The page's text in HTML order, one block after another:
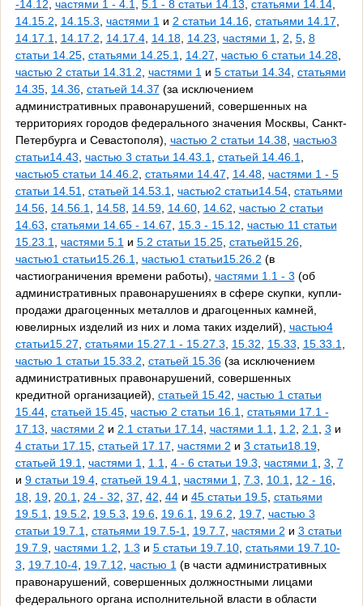
-14.12 частями 1 - 4.1 5.1 - 8 статьи 14.13 статьями 14.14,
14.15.2
14.15.3 частями 1 и 2 статьи 14.16, статьями 14.17
14.17.1
14.17.2 14.17.4, 14.18, 14.23 частями 1 2 5, 8
статьи 14.25, статьями 14.25.1 14.27 частью 6 статьи 14.28,
частью 2 статьи 14.31.2 частями 1 и 5 статьи 14.34, статьями
14.35, 14.36, статьей 14.37 (за исключением
административных правонарушений, совершенных на
территориях городов федерального значения Москвы, Санкт-
Петербурга и Севастополя), частью 2 статьи 14.38, частью3
статьи14.43 частью 3 статьи 14.43.1 статьей 14.46.1
частью5 статьи 14.46.2 статьями 14.47 14.48, частями 1 - 5
статьи 14.51
статьей 14.53.1 частью2 статьи14.54, статьями
14.56, 14.56.1 14.58, 14.59, 14.60, 14.62 частью 2 статьи
14.63 статьями 14.65 - 14.67 15.3 - 15.12 частью 11 статьи
15.23.1
частями 5.1 и 5.2 статьи 15.25, статьей15.26,
частью1 статьи15.26.1
частью1 статьи15.26.2 (в
частиограничения времени работы), частями 1.1 - 3 (об
административных правонарушениях в сфере скупки, купли-
продажи драгоценных металлов и драгоценных камней,
ювелирных изделий из них и лома таких изделий), частью4
статьи15.27 статьями 15.27.1 - 15.27.3 15.32 15.33 15.33.1
частью 1 статьи 15.33.2 статьей 15.36(за исключением
административных правонарушений, совершенных
кредитной организацией), статьей 15.42 частью 1 статьи
15.44, статьей 15.45, частью 2 статьи 16.1
статьями 17.1 -
17.13 частями 2 и 2.1 статьи 17.14, частями 1.1 1.2 2.1 3 и
4 статьи 17.15, статьей 17.17 частями 2 и 3 статьи18.19,
статьей 19.1
частями 1 1.1 4 - 6 статьи 19.3 частями 1 3 7
и 9 статьи 19.4, статьей 19.4.1 частями 1 7.3 10.1 12 - 16,
18, 19, 20.1 24 - 32 37 42 44и 45 статьи 19.5, статьями
19.5.1
19.5.2 19.5.3 19.6, 19.6.1 19.6.2 19.7 частью 3
статьи 19.7.1
статьями 19.7.5-1 19.7.7 частями 2 и 3 статьи
19.7.9, частями 1.2 1.3 и 5 статьи 19.7.10, статьями 19.7.10-
3
19.7.10-4, 19.7.12 частью 1 (в части административных
правонарушений, совершенных должностными лицами
федерального органа исполнительной власти в области